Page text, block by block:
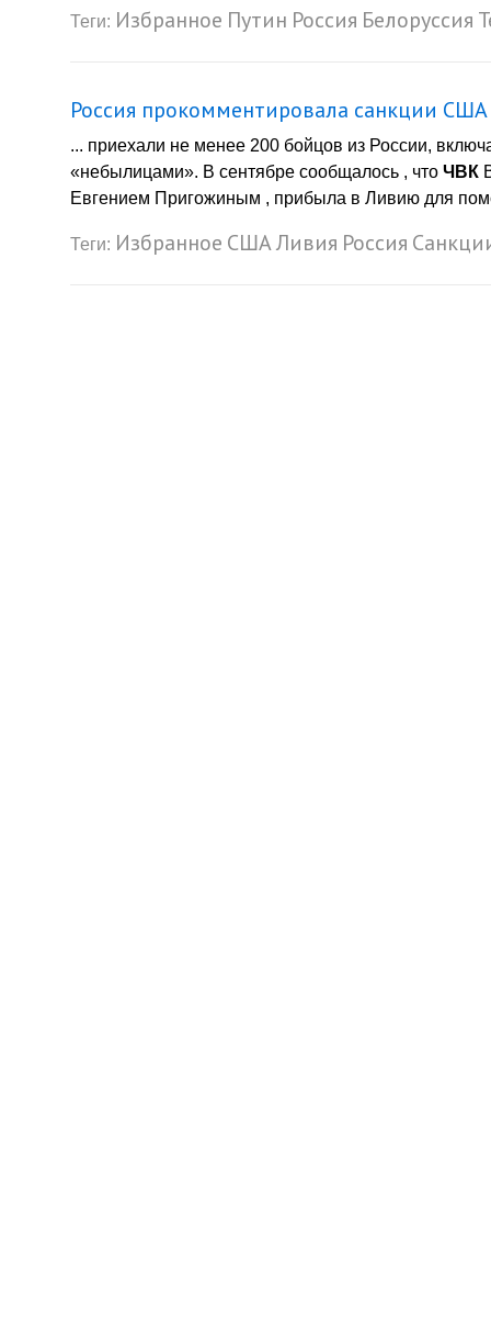
Теги: Избранное Путин Россия Белоруссия
Россия прокомментировала санкции
... приехали не менее 200 бойцов из России,
«небылицами». В сентябре сообщалось , что ЧВК
Евгением Пригожиным , прибыла в Ливию для
Теги: Избранное СШАЛивия Россия